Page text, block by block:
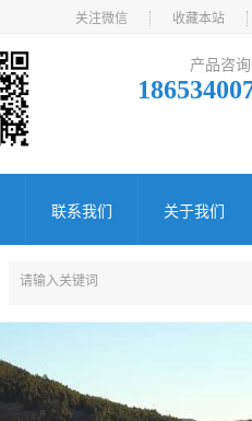
关注微信 收藏本站
产品咨
联系我们 关于我们